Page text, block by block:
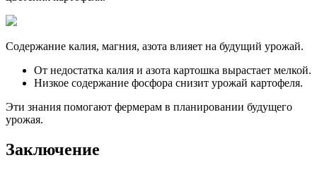
Содержание калия, магния, азота влияет на будущий урожай.
От недостатка калия и азота картошка вырастает мелкой.
Низкое содержание фосфора снизит урожай картофеля.
Эти знания помогают фермерам в планировании будущего
урожая.
Заключение